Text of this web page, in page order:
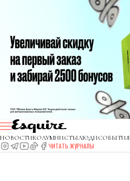
НОВОСТИКОЛУМНИСТЫЛЮДИСОБЫТИЯ
ЧИТАТЬ ЖУРНАЛЫ